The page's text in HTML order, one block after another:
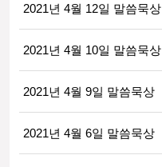
2021년 4월 12일 말씀묵상
2021년 4월 10일 말씀묵상
2021년 4월 9일 말씀묵상
2021년 4월 6일 말씀묵상